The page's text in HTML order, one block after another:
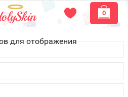
0
для отображения
всем городам России.
курьером, Почтой России или
PickPoint или пункте
любым удобным способом: